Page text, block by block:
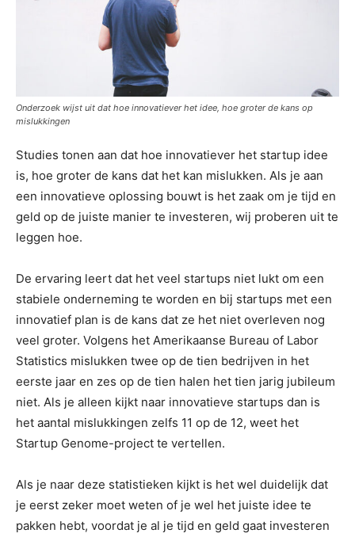
Onderzoek wijst uit dat hoe innovatiever het idee, hoe groter de kans op
mislukkingen
Studies tonen aan dat hoe innovatiever het startup idee
is, hoe groter de kans dat het kan mislukken. Als je aan
een innovatieve oplossing bouwt is het zaak om je tijd en
geld op de juiste manier te investeren, wij proberen uit te
leggen hoe.
De ervaring leert dat het veel startups niet lukt om een
stabiele onderneming te worden en bij startups met een
innovatief plan is de kans dat ze het niet overleven nog
veel groter. Volgens het Amerikaanse Bureau of Labor
Statistics mislukken twee op de tien bedrijven in het
eerste jaar en zes op de tien halen het tien jarig jubileum
niet. Als je alleen kijkt naar innovatieve startups dan is
het aantal mislukkingen zelfs 11 op de 12, weet het
Startup Genome-project te vertellen.
Als je naar deze statistieken kijkt is het wel duidelijk dat
je eerst zeker moet weten of je wel het juiste idee te
pakken hebt, voordat je al je tijd en geld gaat investeren